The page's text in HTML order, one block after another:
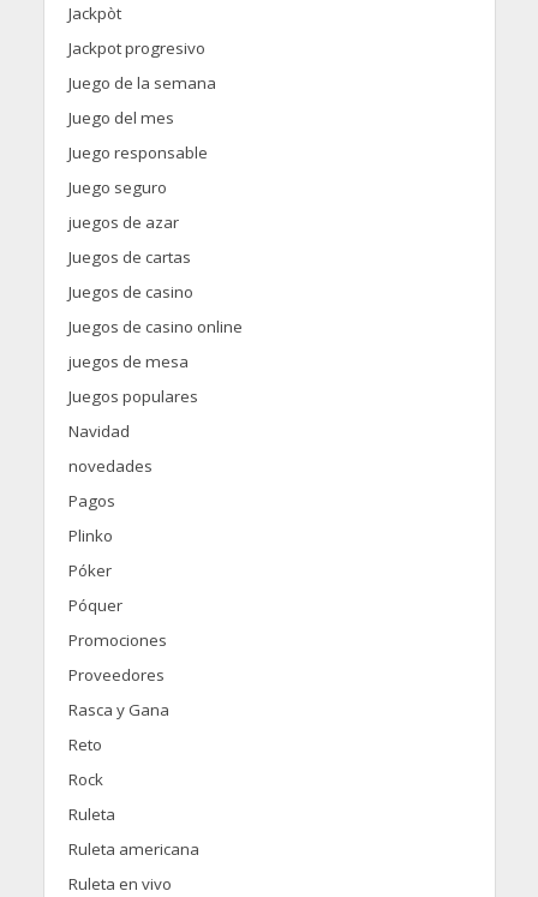
Jackpòt
Jackpot progresivo
Juego de la semana
Juego del mes
Juego responsable
Juego seguro
juegos de azar
Juegos de cartas
Juegos de casino
Juegos de casino online
juegos de mesa
Juegos populares
Navidad
novedades
Pagos
Plinko
Póker
Póquer
Promociones
Proveedores
Rasca y Gana
Reto
Rock
Ruleta
Ruleta americana
Ruleta en vivo